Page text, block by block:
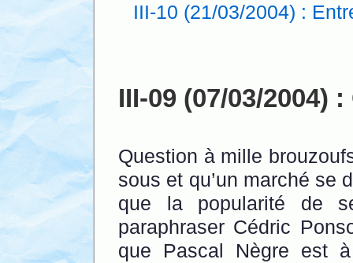
III-10 (21/03/2004) :
III-09 (07/03/2004)
Question à mille
sous et qu’un marché se
que la popularité de
paraphraser Cédric
que Pascal Nègre est